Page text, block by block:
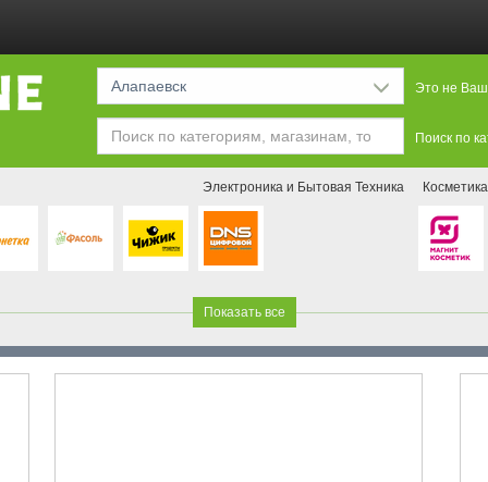
Алапаевск Это не Ваш
Поиск по
Электроника и Бытовая Техника
Показать все